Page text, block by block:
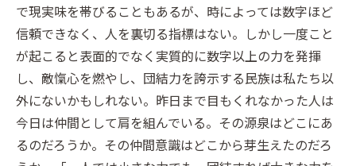
で現実味を帯びることもあるが、時によっては数字ほど
信頼できなく、人を裏切る指標はない。しかし一度こと
が起こると表面的でなく実質的に数字以上の力を発揮
し、敵愾心を燃やし、団結力を誇示する民族は私たち以
外にないかもしれない。昨日まで目もくれなかった人は
今日は仲間として肩を組んでいる。その源泉はどこにあ
るのだろうか。その仲間意識はどこから芽生えたのだろ